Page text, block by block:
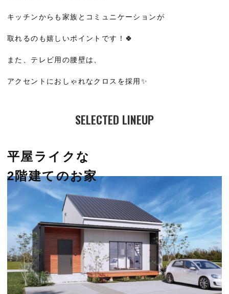
キッチンからも家族とコミュニケーションが
取れるのも嬉しいポイントです！🍀
また、テレビ用の腰壁は、
アクセントにおしゃれなクロスを採用✨
SELECTED LINEUP
平屋ライクな
2階建てのお家